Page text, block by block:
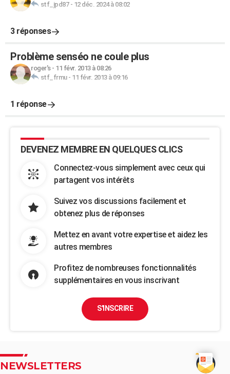
stf_jpd87- 12 déc. 2024 à 08:02
3 réponses
Problème senséo ne coule plus
roger's- 11 févr. 2013 à 08:26
stf_frmu- 11 févr. 2013 à 09:16
1 réponse
DEVENEZ MEMBRE EN QUELQUES CLICS
Connectez-vous simplement avec ceux qui
partagent vos intérêts
Suivez vos discussions facilement et
obtenez plus de réponses
Mettez en avant votre expertise et aidez les
autres membres
Profitez de nombreuses fonctionnalités
supplémentaires en vous inscrivant
S'INSCRIRE
NEWSLETTERS